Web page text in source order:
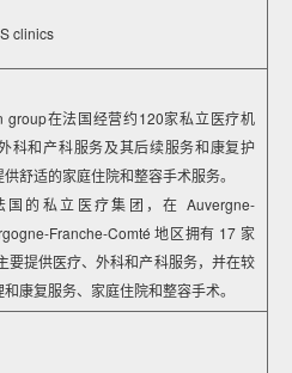
clinics
group在法国经营约120家私立医疗机
科和产科服务及其后续服务和康复护
舒适的家庭住院和整容手术服务。
国的私立医疗集团，在 Auvergne-
Franche-Comté 地区拥有 17 家
要提供医疗、外科和产科服务，并在较
康复服务、家庭住院和整容手术。